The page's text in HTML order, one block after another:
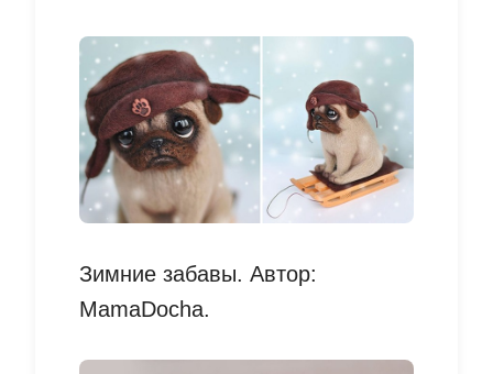
Зимние забавы. Автор:
MamaDocha.